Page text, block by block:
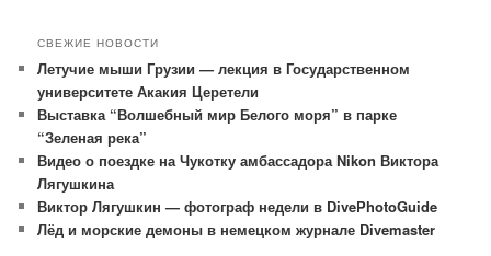
СВЕЖИЕ НОВОСТИ
Летучие мыши Грузии — лекция в Государственном
университете Акакия Церетели
Выставка “Волшебный мир Белого моря” в парке
“Зеленая река”
Видео о поездке на Чукотку амбассадора Nikon Виктора
Лягушкина
Виктор Лягушкин — фотограф недели в DivePhotoGuide
Лёд и морские демоны в немецком журнале Divemaster